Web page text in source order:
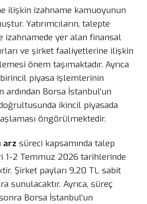
ilişkin izahname kamuoyunun
Yatırımcıların, talepte
izahnamede yer alan finansal
ve şirket faaliyetlerine ilişkin
önem taşımaktadır. Ayrıca
birincil piyasa işlemlerinin
ardından Borsa İstanbul’un
ikincil piyasada
öngörülmektedir.
arz süreci kapsamında talep
2 Temmuz 2026 tarihlerinde
Şirket payları 9,20 TL sabit
sunulacaktır. Ayrıca, süreç
Borsa İstanbul’un